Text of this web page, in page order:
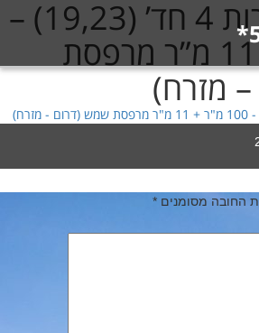
בניין 66, דירות 4 חד’ (19,23) –
100 מ”ר + 11 מ”ר מרפסת
מזרח)
החובה מסומנים *